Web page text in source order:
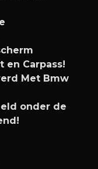
en Carpass!
Met Bmw
onder de